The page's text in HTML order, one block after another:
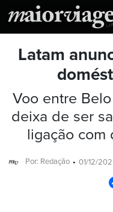
Latam
Voo entre
deixa de ser
ligação com
Por: Redação 01/12/